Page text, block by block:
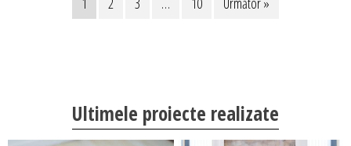
Ultimele proiecte realizate